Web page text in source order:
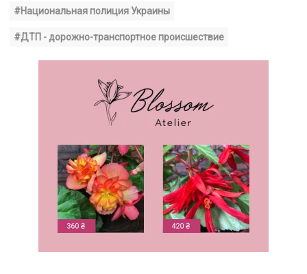
#Национальная полиция Украины
#ДТП - дорожно-транспортное происшествие